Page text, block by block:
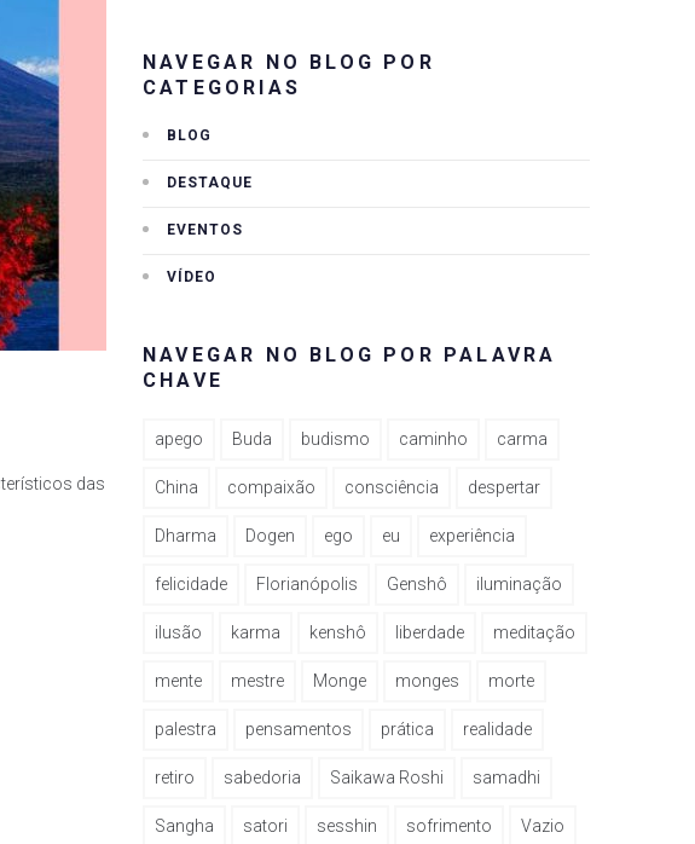
das
NAVEGAR NO BLOG POR
CATEGORIAS
BLOG
DESTAQUE
EVENTOS
VÍDEO
NAVEGAR NO BLOG POR PALAVRA
CHAVE
apego Buda budismo caminho carma
China compaixão consciência despertar
Dharma Dogen ego eu experiência
felicidade Florianópolis Genshô iluminação
ilusão karma kenshô liberdade meditação
mente mestre Monge monges morte
palestra pensamentos prática realidade
retiro sabedoria Saikawa Roshi samadhi
Sangha satori sesshin sofrimento Vazio